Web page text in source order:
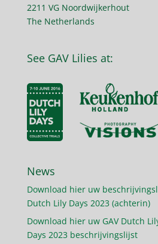
2211 VG Noordwijkerhout
The Netherlands
See GAV Lilies at:
News
Download hier uw
Dutch Lily Days 2023 (achterin)
Download hier uw GAV Dutch
Days 2023 beschrijvingslijst